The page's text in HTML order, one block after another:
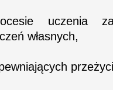
uczenia
własnych,